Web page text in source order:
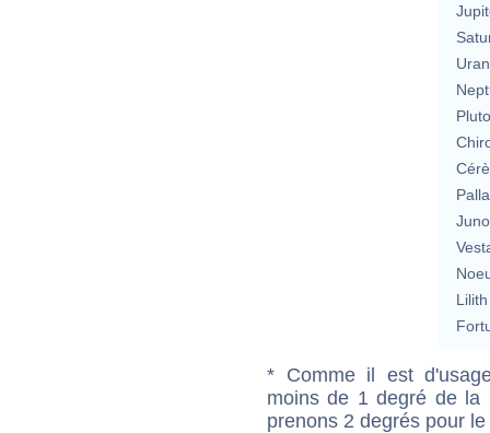
Lilith
* Comme il est
moins de 1 degré de la
prenons 2 degrés pour